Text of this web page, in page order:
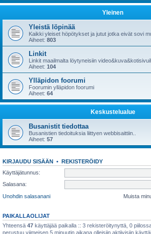
Yleinen
Yleistä löpinää
Kaikki yleiset höpötykset ja jutut jotka eivät sovi
Aiheet: 803
Linkit
Linkit maailmalta löytyneisiin
Aiheet: 104
Ylläpidon foorumi
Foorumin ylläpidon foorumi
Aiheet: 64
Keskustelualue
Busanistit tiedottaa
Busanistien tiedoituksia liittyen webbisaittiin..
Aiheet: 57
KIRJAUDU SISÄÄN • REKISTERÖIDY
Käyttäjätunnus:
Salasana:
Unohdin salasanani
Muista
PAIKALLAOLIJAT
Yhteensä 47 käyttäjää paikalla :: 3 rekisteröitynyttä, 0
perustuu viimeisen 5 minuutin aikana olleisiin aktiivisiin